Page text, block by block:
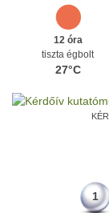
12 óra
tiszta égbolt
27°C
1